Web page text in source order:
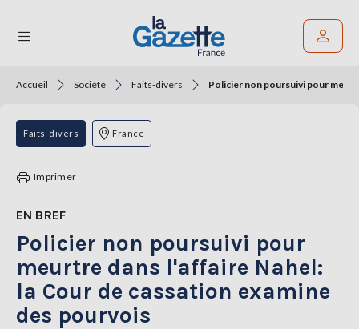
THÉMATIQUES
RÉGIONS
TENDANCES
SERVICES
LA
GAZETTE
Accueil Société Faits-divers Policier non poursuivi pour
Faits-divers France
Imprimer
EN BREF
Policier non poursuivi pour
meurtre dans l'affaire Nahel:
la Cour de cassation examine
des pourvois